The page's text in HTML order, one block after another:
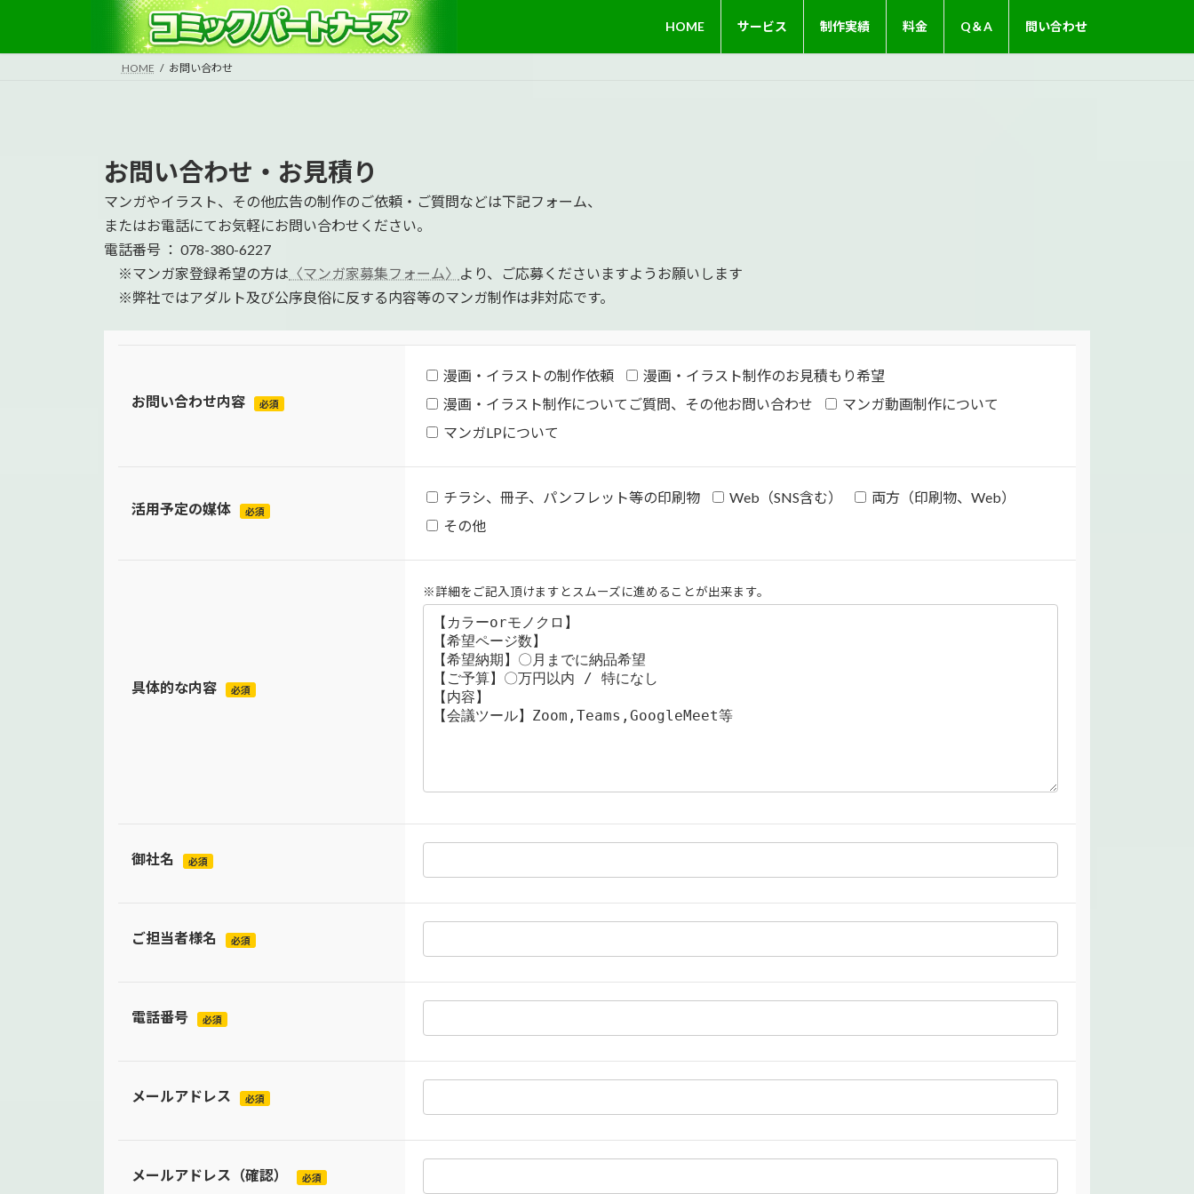
テ
ゲ
HOME サービス 制作実績 料金 Q＆A 問い合わせ
HOME お問い合わせ
お問い合わせ・お見積り
マンガやイラスト、その他広告の制作のご依頼・ご質問などは下記フォーム、
またはお電話にてお気軽にお問い合わせください。
電話番号 ： 078-380-6227
※マンガ家登録希望の方は 〈マンガ家募集フォーム〉 より、ご応募くださいますようお願いします
※弊社ではアダルト及び公序良俗に反する内容等のマンガ制作は非対応です。
お問い合わせ内容 必須
漫画・イラストの制作依頼
漫画・イラスト制作のお見積もり希望
漫画・イラスト制作についてご質問、その他お問い合わせ
マンガ動画制作について
マンガLPについて
活用予定の媒体 必須
チラシ、冊子、パンフレット等の印刷物 Web（SNS含む）
両方（印刷物、Web）
その他
具体的な内容 必須
※詳細をご記入頂けますとスムーズに進めることが出来ます。
御社名 必須
ご担当者様名 必須
電話番号 必須
メールアドレス 必須
メールアドレス（確認） 必須